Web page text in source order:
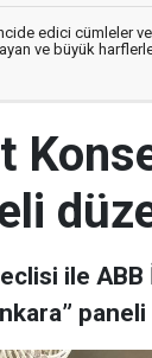
edici cümleler
ve büyük
ile ABB